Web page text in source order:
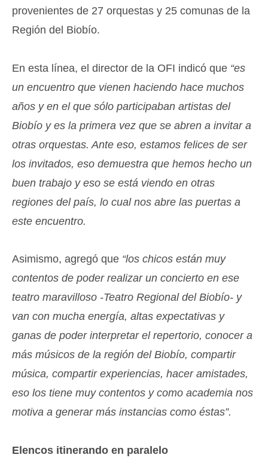
provenientes de 27 orquestas y 25 comunas de la
Región del Biobío.
En esta línea, el director de la OFI indicó que “es
un encuentro que vienen haciendo hace muchos
años y en el que sólo participaban artistas del
Biobío y es la primera vez que se abren a invitar a
otras orquestas. Ante eso, estamos felices de ser
los invitados, eso demuestra que hemos hecho un
buen trabajo y eso se está viendo en otras
regiones del país, lo cual nos abre las puertas a
este encuentro.
Asimismo, agregó que “los chicos están muy
contentos de poder realizar un concierto en ese
teatro maravilloso -Teatro Regional del Biobío- y
van con mucha energía, altas expectativas y
ganas de poder interpretar el repertorio, conocer a
más músicos de la región del Biobío, compartir
música, compartir experiencias, hacer amistades,
eso los tiene muy contentos y como academia nos
motiva a generar más instancias como éstas”.
Elencos itinerando en paralelo